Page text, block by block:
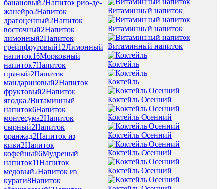
банановый2Напиток рио-де-
жанейро2Напиток
драгоценный2Напиток
восточный2Напиток
лимонный2Напиток
грейпфрутовый12Лимонный
напиток16Морковный
напиток7Напиток
пряный2Напиток
мандариновый2Напиток
фруктовый2Напиток
ягодка2Витаминный
напиток6Напиток
монтесума2Напиток
сырный2Напиток
оранжад2Напиток из
киви2Напиток
кофейный6Мудреный
напиток11Напиток
медовый2Напиток из
кураги8Напиток
Витаминный напиток
Витаминный напиток
Витаминный напиток
Коктейль
Коктейль
Коктейль Осенний
Коктейль Осенний
Коктейль Осенний
Коктейль Осенний
Коктейль Осенний